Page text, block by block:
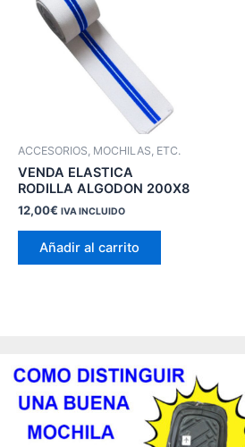
ACCESORIOS, MOCHILAS, ETC.
VENDA ELASTICA
RODILLA ALGODON 200X8
12,00€ IVA INCLUIDO
Añadir al carrito